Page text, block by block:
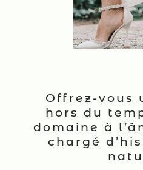
Offrez-vous
hors du
domaine à
chargé